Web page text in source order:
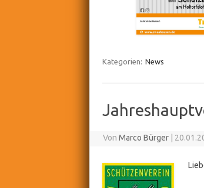
Kategorien: News
VonMarco Bürger